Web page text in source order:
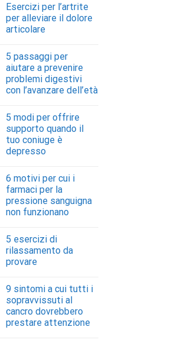
Esercizi per l’artrite
per alleviare il dolore
articolare
5 passaggi per
aiutare a prevenire
problemi digestivi
con l’avanzare dell’età
5 modi per offrire
supporto quando il
tuo coniuge è
depresso
6 motivi per cui i
farmaci per la
pressione sanguigna
non funzionano
5 esercizi di
rilassamento da
provare
9 sintomi a cui tutti i
sopravvissuti al
cancro dovrebbero
prestare attenzione